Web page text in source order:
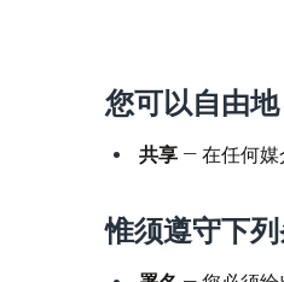
您可以自由地
共享 — 在任何媒
惟须遵守下列